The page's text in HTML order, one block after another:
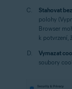
Stahovat
polohy
Browser
k potvrzení,
Vymazat
soubory